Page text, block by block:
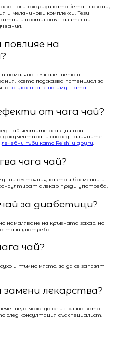
полизахариди като бета-глюкани,
и меланинови комплекси. Тези
и противовъзпалителни
на
намалява възпалението в
което подсказва потенциал за
за укрепване на имунната
от чага чай?
най-честите реакции при
документирани според наличните
лечебни гъби като Reishi и други.
чага чай?
състояния, както и бременни и
с лекар преди употреба.
за диабетици?
намаляване на кръвната захар, но
тази употреба.
чай?
и тъмно място, за да се запазят
замени лекарства?
а може да се използва като
след консултация със специалист.